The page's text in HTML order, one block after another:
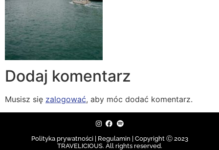
Dodaj komentarz
Musisz się zalogować, aby móc dodać komentarz.
Polityka prywatności | Regulamin | Copyright Ⓒ 2023
TRAVELICIOUS. All rights reserved.